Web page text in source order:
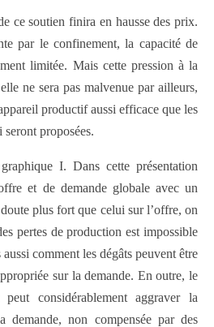
ce soutien finira en hausse des prix.
par le confinement, la capacité de
limitée. Mais cette pression à la
ne sera pas malvenue par ailleurs,
productif aussi efficace que les
proposées.
I. Dans cette présentation
et de demande globale avec un
plus fort que celui sur l’offre, on
pertes de production est impossible
comment les dégâts peuvent être
sur la demande. En outre, le
considérablement aggraver la
demande, non compensée par des